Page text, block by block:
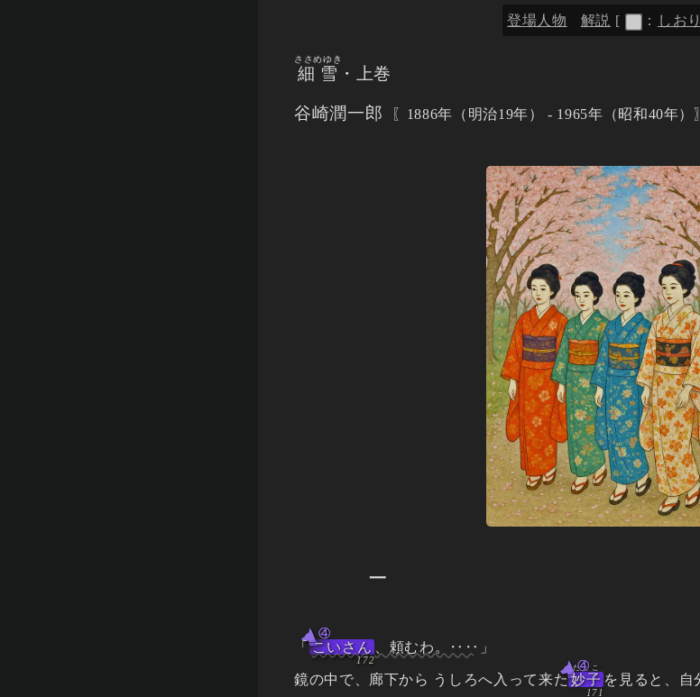
細雪
ささめゆき
・上巻
谷崎潤一郎 1886年（明治19年） - 1965年（昭和40年）
一
「こいさん
④
、頼むわ。‥‥ 」
鏡の中で、廊下から うしろへ入って来た妙子
たえこ
④
を見ると、自
登場人物 解説 [ ： しおり